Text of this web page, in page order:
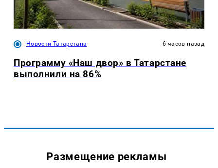
Новости Татарстана 6 часов назад
Программу «Наш двор» в Татарстане
выполнили на 86%
Размещение рекламы